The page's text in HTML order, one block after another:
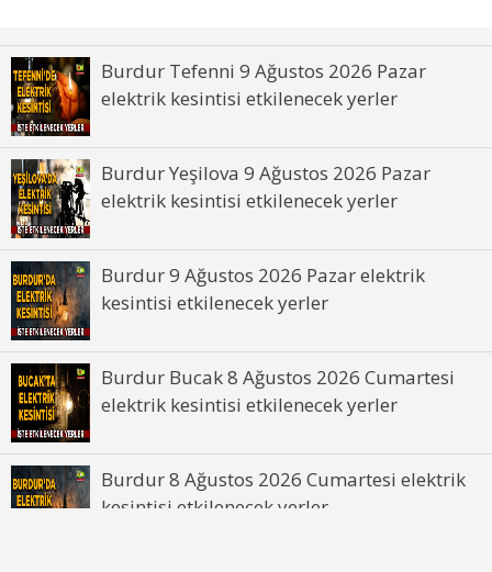
kesintisinden etkilenecek yerler
Burdur Tefenni 9 Ağustos 2026 Pazar
elektrik kesintisi etkilenecek yerler
Burdur Yeşilova 9 Ağustos 2026 Pazar
elektrik kesintisi etkilenecek yerler
Burdur 9 Ağustos 2026 Pazar elektrik
kesintisi etkilenecek yerler
Burdur Bucak 8 Ağustos 2026 Cumartesi
elektrik kesintisi etkilenecek yerler
Burdur 8 Ağustos 2026 Cumartesi elektrik
kesintisi etkilenecek yerler